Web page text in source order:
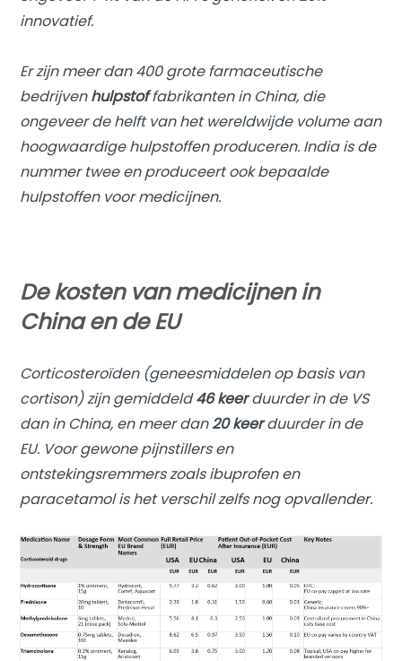
innovatief.
Er zijn meer dan 400 grote farmaceutische
bedrijvenhulpstoffabrikanten in China, die
ongeveer de helft van het wereldwijde volume aan
hoogwaardige hulpstoffen produceren. India is de
nummer twee en produceert ook bepaalde
hulpstoffen voor medicijnen.
De kosten van medicijnen in
China en de EU
Corticosteroïden (geneesmiddelen op basis van
cortison) zijn gemiddeld46 keerduurder in de VS
dan in China, en meer dan20 keerduurder in de
EU. Voor gewone pijnstillers en
ontstekingsremmers zoals ibuprofen en
paracetamol is het verschil zelfs nog opvallender.